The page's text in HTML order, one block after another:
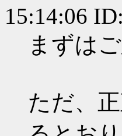
15:14:06
まずは
ただ、